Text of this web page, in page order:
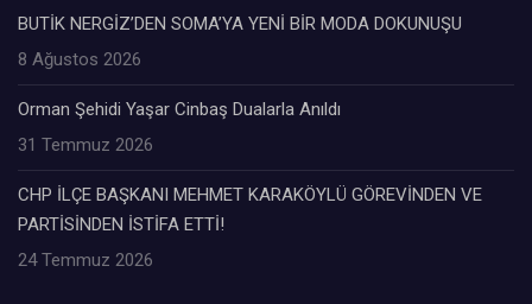
BUTİK NERGİZ’DEN SOMA’YA YENİ BİR MODA DOKUNUŞU
8 Ağustos 2026
Orman Şehidi Yaşar Cinbaş Dualarla Anıldı
31 Temmuz 2026
CHP İLÇE BAŞKANI MEHMET KARAKÖYLÜ GÖREVİNDEN VE
PARTİSİNDEN İSTİFA ETTİ!
24 Temmuz 2026